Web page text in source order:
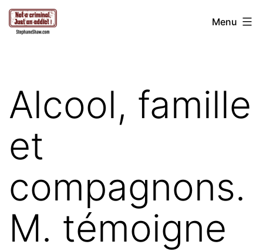
Aller
auStéphane
Menu
Alcool, famille
et
compagnons.
M. témoigne